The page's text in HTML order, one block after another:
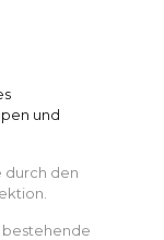
und
durch den